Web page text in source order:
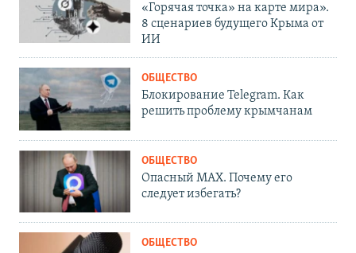
«Горячая точка» на карте мира».
8 сценариев будущего Крыма от
ИИ
ОБЩЕСТВО
Блокирование Telegram. Как
решить проблему крымчанам
ОБЩЕСТВО
Опасный MAX. Почему его
следует избегать?
ОБЩЕСТВО